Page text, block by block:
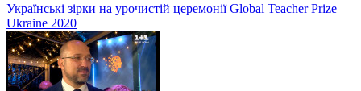
Українські зірки на урочистій церемонії Global Teacher Prize
Ukraine 2020